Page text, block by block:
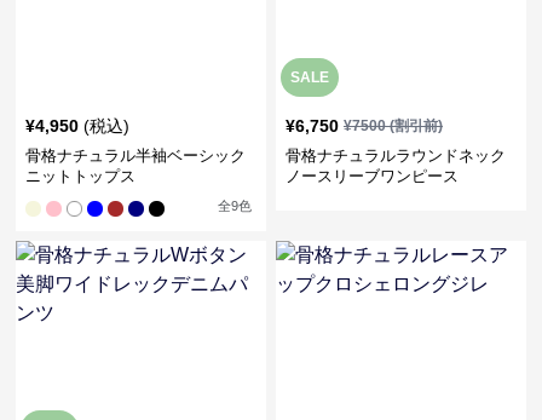
¥4,950 (税込)
骨格ナチュラル半袖ベーシック
ニットトップス
全9色
SALE
¥6,750 ¥7500(割引前)
骨格ナチュラルラウンドネック
ノースリーブワンピース